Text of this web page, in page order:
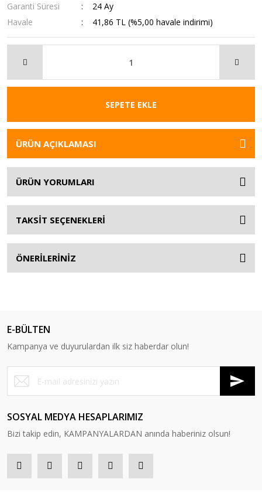
Garanti Süresi
24 Ay
Havale
41,86 TL (%5,00 havale indirimi)
SEPETE EKLE
ÜRÜN AÇIKLAMASI
ÜRÜN YORUMLARI
TAKSİT SEÇENEKLERİ
ÖNERİLERİNİZ
E-BÜLTEN
Kampanya ve duyurulardan ilk siz haberdar olun!
SOSYAL MEDYA HESAPLARIMIZ
Bizi takip edin, KAMPANYALARDAN anında haberiniz olsun!